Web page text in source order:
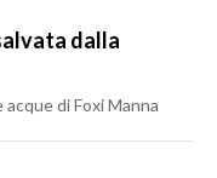
dalla
di Foxi Manna